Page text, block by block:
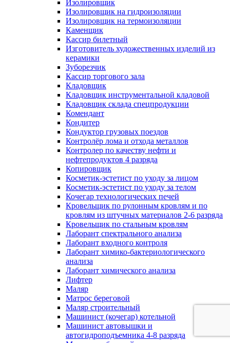
Изолировщик
Изолировщик на гидроизоляции
Изолировщик на термоизоляции
Каменщик
Кассир билетный
Изготовитель художественных изделий из
керамики
Зуборезчик
Кассир торгового зала
Кладовщик
Кладовщик инструментальной кладовой
Кладовщик склада спецпродукции
Комендант
Кондитер
Кондуктор грузовых поездов
Контролёр лома и отхода металлов
Контролер по качеству нефти и
нефтепродуктов 4 разряда
Копировщик
Косметик-эстетист по уходу за лицом
Косметик-эстетист по уходу за телом
Кочегар технологических печей
Кровельщик по рулонным кровлям и по
кровлям из штучных материалов 2-6 разряда
Кровельщик по стальным кровлям
Лаборант спектрального анализа
Лаборант входного контроля
Лаборант химико-бактериологического
анализа
Лаборант химического анализа
Лифтер
Маляр
Матрос береговой
Маляр строительный
Машинист (кочегар) котельной
Машинист автовышки и
автогидроподъемника 4-8 разряда